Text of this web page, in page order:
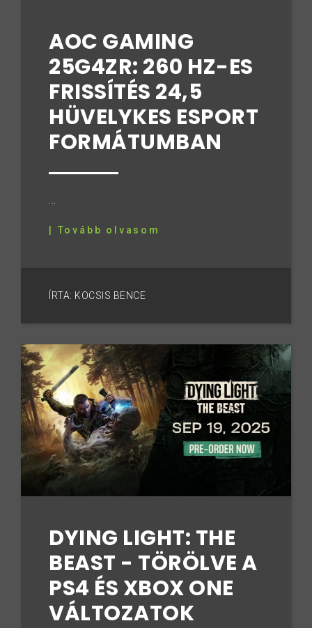
AOC GAMING
25G4ZR: 260 HZ-ES
FRISSÍTÉS 24,5
HÜVELYKES ESPORT
FORMÁTUMBAN
| Tovább olvasom
ÍRTA: KOCSIS BENCE
DYING LIGHT: THE
BEAST - TÖRÖLVE A
PS4 ÉS XBOX ONE
VÁLTOZATOK